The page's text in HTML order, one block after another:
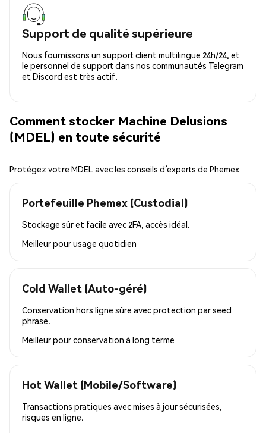
Support de qualité supérieure
Nous fournissons un support client multilingue 24h/24, et
le personnel de support dans nos communautés Telegram
et Discord est très actif.
Comment stocker Machine Delusions
(MDEL) en toute sécurité
Protégez votre MDEL avec les conseils d’experts de Phemex
Portefeuille Phemex (Custodial)
Stockage sûr et facile avec 2FA, accès idéal.
Meilleur pourusage quotidien
Cold Wallet (Auto-géré)
Conservation hors ligne sûre avec protection par seed
phrase.
Meilleur pourconservation à long terme
Hot Wallet (Mobile/Software)
Transactions pratiques avec mises à jour sécurisées,
risques en ligne.